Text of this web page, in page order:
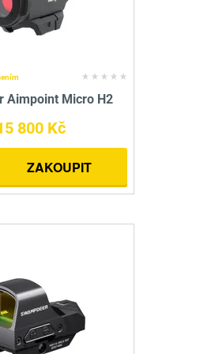
Aimpoint Micro H2
800 Kč
ZAKOUPIT